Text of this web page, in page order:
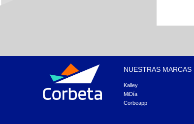
NUESTRAS MARCAS
Kalley
MiDía
Corbeapp